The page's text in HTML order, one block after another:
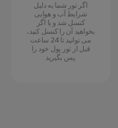
اگر تور شما به دلیل
شرایط آب و هوایی
کنسل شد و یا اگر
بخواهید آن را کنسل کنید،
می توانید تا 24 ساعت
قبل از تور پول خود را
پس بگیرید.